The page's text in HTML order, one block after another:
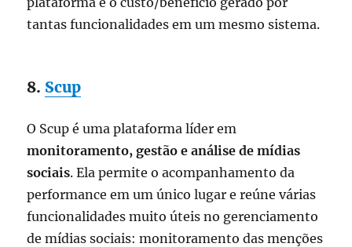
tantas funcionalidades em um mesmo sistema.
8. Scup
O Scup é uma plataforma líder em
monitoramento, gestão e análise de mídias
sociais. Ela permite o acompanhamento da
performance em um único lugar e reúne várias
funcionalidades muito úteis no gerenciamento
de mídias sociais: monitoramento das menções